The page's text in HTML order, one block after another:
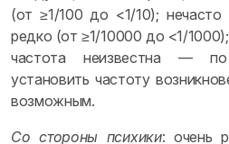
(от ≥1/100 до <1/10);
редко (от ≥1/10000 до <1/
частота неизвестна —
установить частоту
возможным.
Со стороны психики: очень